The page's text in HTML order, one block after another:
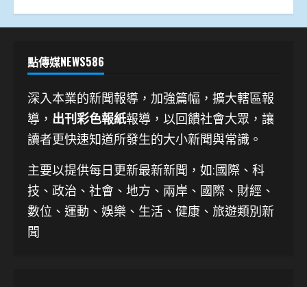
點傳媒NEWS586
深入本業的新聞報導，加強篇幅，擴大轄區報
導， 出刊彩色報紙報導，以回饋社會大眾，讓
讀者更快速知道所發生的大小新聞與常識。
主要以提供每日更新最新新聞 ，如:國際、科
技、 政治、社會、地方、兩岸、國際、財經、
數位、運動、娛樂、生活、健康、旅遊類別新
聞